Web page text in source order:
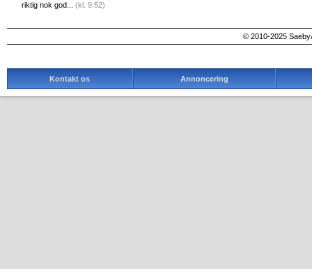
riktig nok god... (kl. 9:52)
© 2010-2025
Kontakt os Annoncering